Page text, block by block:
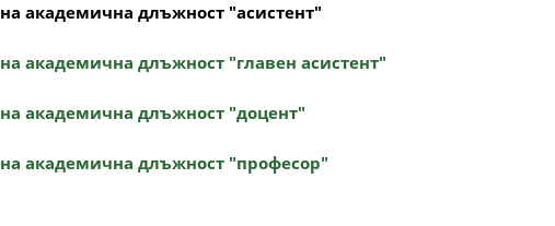
академична длъжност "асистент"
академична длъжност "главен асистент"
академична длъжност "доцент"
академична длъжност "професор"